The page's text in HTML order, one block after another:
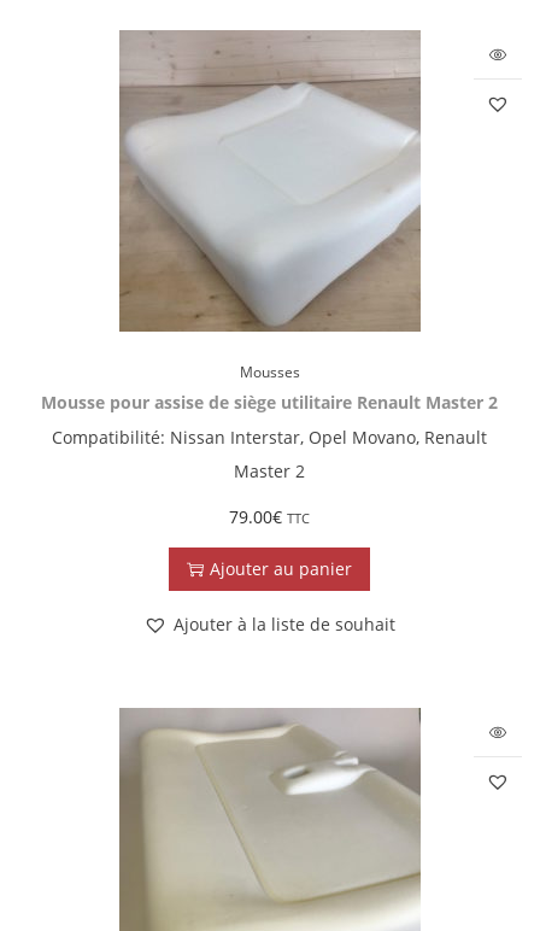
Mousses
Mousse pour assise de siège utilitaire Renault Master 2
Compatibilité: Nissan Interstar, Opel Movano, Renault
Master 2
79.00€ TTC
Ajouter au panier
Ajouter à la liste de souhait